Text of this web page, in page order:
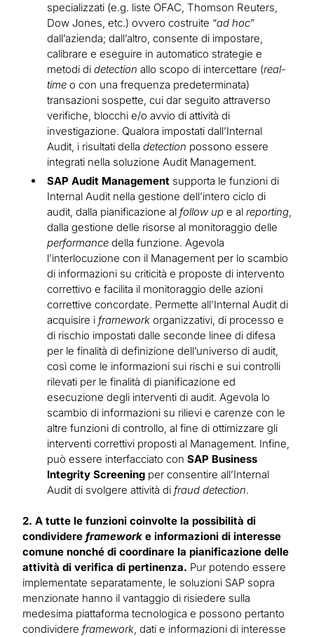
specializzati (e.g. liste OFAC, Thomson Reuters,
Dow Jones, etc.) ovvero costruite “ad hoc”
dall’azienda; dall’altro, consente di impostare,
calibrare e eseguire in automatico strategie e
metodi di detection allo scopo di intercettare (real-
time o con una frequenza predeterminata)
transazioni sospette, cui dar seguito attraverso
verifiche, blocchi e/o avvio di attività di
investigazione. Qualora impostati dall’Internal
Audit, i risultati della detection possono essere
integrati nella soluzione Audit Management.
SAP Audit Management supporta le funzioni di
Internal Audit nella gestione dell’intero ciclo di
audit, dalla pianificazione al follow up e al reporting,
dalla gestione delle risorse al monitoraggio delle
performance della funzione. Agevola
l’interlocuzione con il Management per lo scambio
di informazioni su criticità e proposte di intervento
correttivo e facilita il monitoraggio delle azioni
correttive concordate. Permette all’Internal Audit di
acquisire i framework organizzativi, di processo e
di rischio impostati dalle seconde linee di difesa
per le finalità di definizione dell’universo di audit,
così come le informazioni sui rischi e sui controlli
rilevati per le finalità di pianificazione ed
esecuzione degli interventi di audit. Agevola lo
scambio di informazioni su rilievi e carenze con le
altre funzioni di controllo, al fine di ottimizzare gli
interventi correttivi proposti al Management. Infine,
può essere interfacciato con SAP Business
Integrity Screening per consentire all’Internal
Audit di svolgere attività di fraud detection.
2. A tutte le funzioni coinvolte la possibilità di
condividere framework e informazioni di interesse
comune nonché di coordinare la pianificazione delle
attività di verifica di pertinenza. Pur potendo essere
implementate separatamente, le soluzioni SAP sopra
menzionate hanno il vantaggio di risiedere sulla
medesima piattaforma tecnologica e possono pertanto
condividere framework, dati e informazioni di interesse